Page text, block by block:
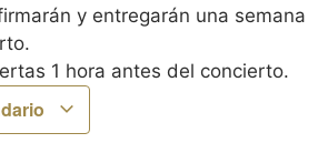
y entregarán una semana
1 hora antes del concierto.